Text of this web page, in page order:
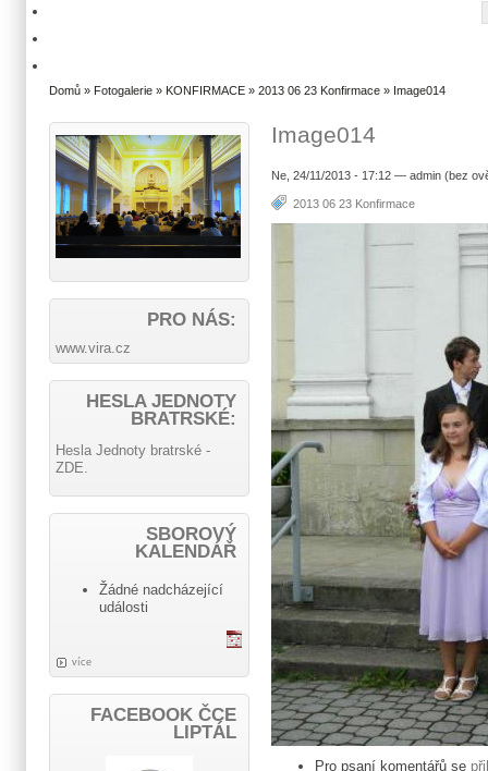
Domů » Fotogalerie » KONFIRMACE » 2013 06 23 Konfirmace » Image014
Image014
Ne, 24/11/2013 - 17:12 — admin (bez
2013 06 23 Konfirmace
Pro psaní komentářů se
PRO NÁS:
www.vira.cz
HESLA JEDNOTY
BRATRSKÉ:
Hesla Jednoty bratrské -
ZDE.
SBOROVÝ
KALENDÁŘ
Žádné nadcházející
události
více
FACEBOOK ČCE
LIPTÁL